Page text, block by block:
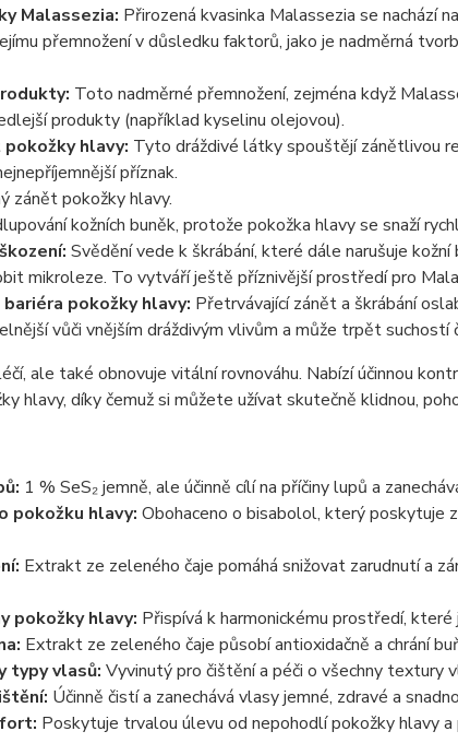
Malassezia: Přirozená kvasinka Malassezia se nachází
přemnožení v důsledku faktorů, jako je nadměrná
Toto nadměrné přemnožení, zejména když
produkty (například kyselinu olejovou).
pokožky hlavy: Tyto dráždivé látky spouštějí zánětlivou
příznak.
zánět pokožky hlavy.
kožních buněk, protože pokožka hlavy se snaží
Svědění vede k škrábání, které dále narušuje
mikroleze. To vytváří ještě příznivější prostředí pro
bariéra pokožky hlavy: Přetrvávající zánět a škrábání
vůči vnějším dráždivým vlivům a může trpět suchostí
ale také obnovuje vitální rovnováhu. Nabízí účinnou
hlavy, díky čemuž si můžete užívat skutečně klidnou,
1 % SeS₂ jemně, ale účinně cílí na příčiny lupů a
pokožku hlavy: Obohaceno o bisabolol, který poskytuje
Extrakt ze zeleného čaje pomáhá snižovat zarudnutí a
pokožky hlavy: Přispívá k harmonickému prostředí,
Extrakt ze zeleného čaje působí antioxidačně a chrání
typy vlasů: Vyvinutý pro čištění a péči o všechny textury
Účinně čistí a zanechává vlasy jemné, zdravé a
Poskytuje trvalou úlevu od nepohodlí pokožky hlavy a